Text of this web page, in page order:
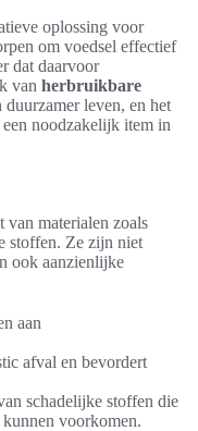
oplossing voor
om voedsel effectief
dat daarvoor
van herbruikbare
duurzamer leven, en het
noodzakelijk item in
van materialen zoals
stoffen. Ze zijn niet
ook aanzienlijke
aan
afval en bevordert
schadelijke stoffen die
voorkomen.